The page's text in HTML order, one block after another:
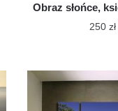
Obraz słońce,
250 zł
ma